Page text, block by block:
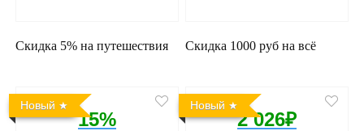
Скидка 5% на путешествия Скидка 1000 руб на всё
Новый
15%
Новый
2 026₽